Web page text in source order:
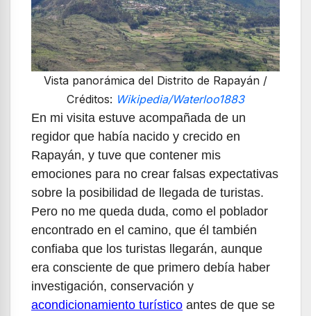
Vista panorámica del Distrito de Rapayán /
Créditos: Wikipedia/Waterloo1883
En mi visita estuve acompañada de un
regidor que había nacido y crecido en
Rapayán, y tuve que contener mis
emociones para no crear falsas expectativas
sobre la posibilidad de llegada de turistas.
Pero no me queda duda, como el poblador
encontrado en el camino, que él también
confiaba que los turistas llegarán, aunque
era consciente de que primero debía haber
investigación, conservación y
acondicionamiento turístico antes de que se